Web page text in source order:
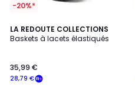
-20%*
LA REDOUTE COLLECTIONS
Baskets à lacets élastiqués
28,79 €
35,99 €
4,2
/ 5
2
Couleurs